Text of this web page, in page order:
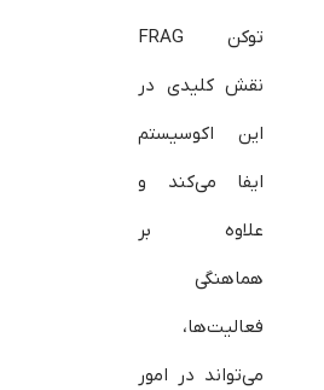
توکن FRAG
نقش کلیدی در
این اکوسیستم
ایفا می‌کند و
علاوه بر
هماهنگی
فعالیت‌ها،
می‌تواند در امور